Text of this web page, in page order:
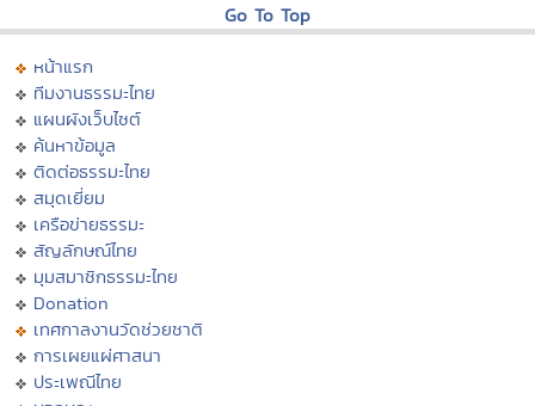
Go To Top
หน้าแรก
ทีมงานธรรมะไทย
แผนผังเว็บไซต์
ค้นหาข้อมูล
ติดต่อธรรมะไทย
สมุดเยี่ยม
เครือข่ายธรรมะ
สัญลักษณ์ไทย
มุมสมาชิกธรรมะไทย
Donation
เทศกาลงานวัดช่วยชาติ
การเผยแผ่ศาสนา
ประเพณีไทย